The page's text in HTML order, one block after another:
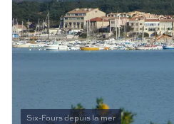
Six-Fours depuis la mer